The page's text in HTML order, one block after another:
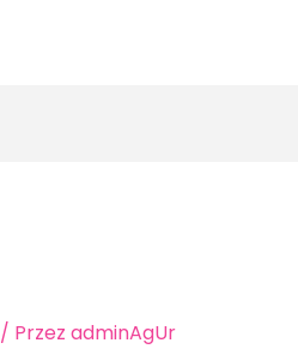
/ Przez adminAgUr